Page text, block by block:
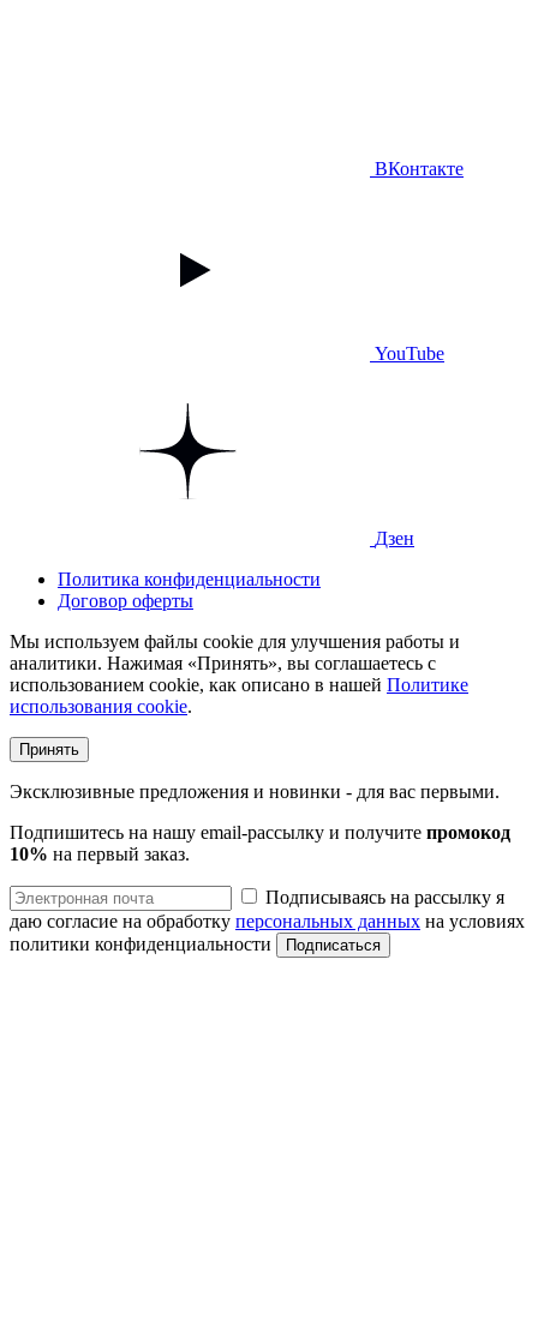
ВКонтакте
YouTube
Дзен
Политика конфиденциальности
Договор оферты
Мы используем файлы cookie для улучшения работы и
аналитики. Нажимая «Принять», вы соглашаетесь с
использованием cookie, как описано в нашей Политике
использования cookie.
Принять
Эксклюзивные предложения и новинки - для вас первыми.
Подпишитесь на нашу email-рассылку и получите промокод
10% на первый заказ.
Подписываясь на рассылку я
даю согласие на обработку персональных данных на условиях
политики конфиденциальности
Подписаться